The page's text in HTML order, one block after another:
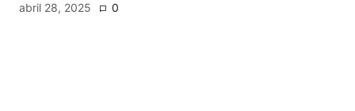
abril 28, 2025 0